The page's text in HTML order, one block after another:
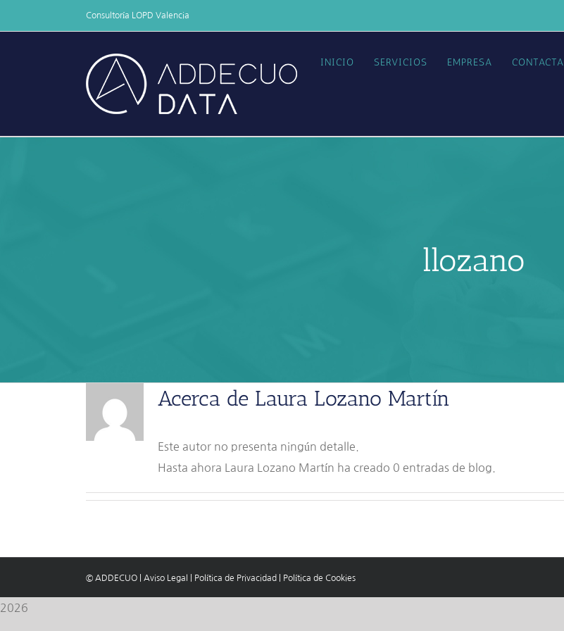
to
Consultoría LOPD Valencia
INICIO SERVICIOS EMPRESA CONTACTA
llozano
Acerca de Laura Lozano Martín
Este autor no presenta ningún detalle.
Hasta ahora Laura Lozano Martín ha creado 0 entradas de blog.
© ADDECUO Aviso Legal Política de Privacidad Política de Cookies
2026